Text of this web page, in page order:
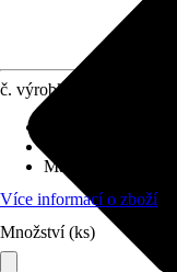
č. výrobku
Materiál
Více informací o zboží
Množství (ks)